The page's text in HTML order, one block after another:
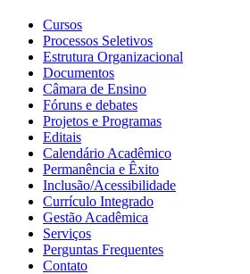
Cursos
Processos Seletivos
Estrutura Organizacional
Documentos
Câmara de Ensino
Fóruns e debates
Projetos e Programas
Editais
Calendário Acadêmico
Permanência e Êxito
Inclusão/Acessibilidade
Currículo Integrado
Gestão Acadêmica
Serviços
Perguntas Frequentes
Contato